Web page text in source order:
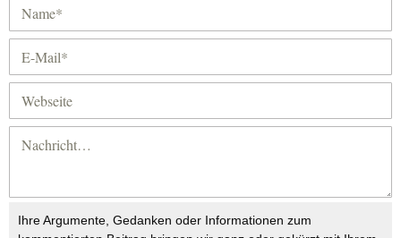
Ihre Argumente, Gedanken oder Informationen zum